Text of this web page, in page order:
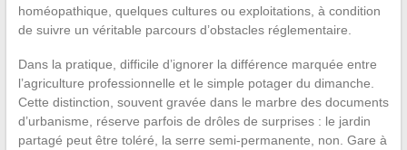
homéopathique, quelques cultures ou exploitations, à condition
de suivre un véritable parcours d’obstacles réglementaire.
Dans la pratique, difficile d’ignorer la différence marquée entre
l’agriculture professionnelle et le simple potager du dimanche.
Cette distinction, souvent gravée dans le marbre des documents
d’urbanisme, réserve parfois de drôles de surprises : le jardin
partagé peut être toléré, la serre semi-permanente, non. Gare à